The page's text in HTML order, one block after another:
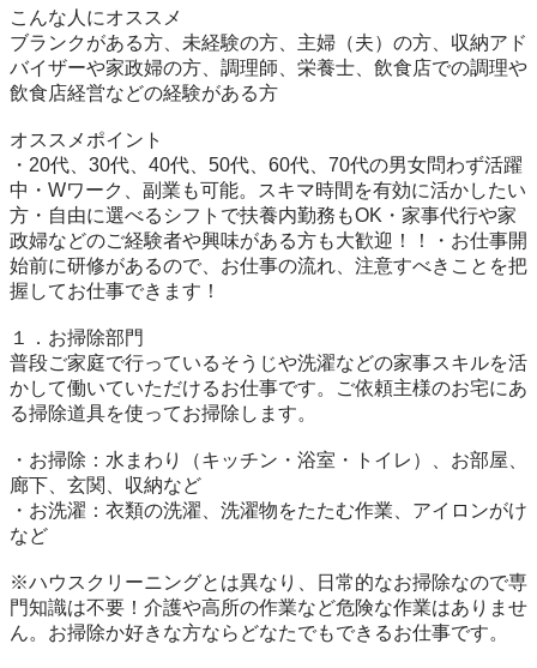
こんな人にオススメ
ブランクがある方、未経験の方、主婦（夫）の方、収納アド
バイザーや家政婦の方、調理師、栄養士、飲食店での調理や
飲食店経営などの経験がある方
オススメポイント
・20代、30代、40代、50代、60代、70代の男女問わず活躍
中・Wワーク、副業も可能。スキマ時間を有効に活かしたい
方・自由に選べるシフトで扶養内勤務もOK・家事代行や家
政婦などのご経験者や興味がある方も大歓迎！！・お仕事開
始前に研修があるので、お仕事の流れ、注意すべきことを把
握してお仕事できます！
１．お掃除部門
普段ご家庭で行っているそうじや洗濯などの家事スキルを活
かして働いていただけるお仕事です。ご依頼主様のお宅にあ
る掃除道具を使ってお掃除します。
・お掃除：水まわり（キッチン・浴室・トイレ）、お部屋、
廊下、玄関、収納など
・お洗濯：衣類の洗濯、洗濯物をたたむ作業、アイロンがけ
など
※ハウスクリーニングとは異なり、日常的なお掃除なので専
門知識は不要！介護や高所の作業など危険な作業はありませ
ん。お掃除か好きな方ならどなたでもできるお仕事です。